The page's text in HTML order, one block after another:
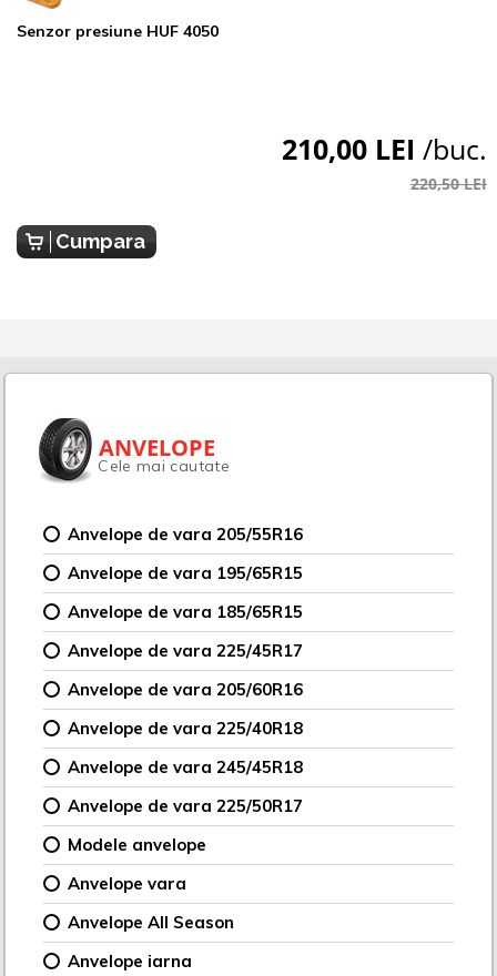
Senzor presiune HUF 4050
210,00 LEI /buc.
220,50 LEI
Cumpara
ANVELOPE
Cele mai cautate
Anvelope de vara 205/55R16
Anvelope de vara 195/65R15
Anvelope de vara 185/65R15
Anvelope de vara 225/45R17
Anvelope de vara 205/60R16
Anvelope de vara 225/40R18
Anvelope de vara 245/45R18
Anvelope de vara 225/50R17
Modele anvelope
Anvelope vara
Anvelope All Season
Anvelope iarna